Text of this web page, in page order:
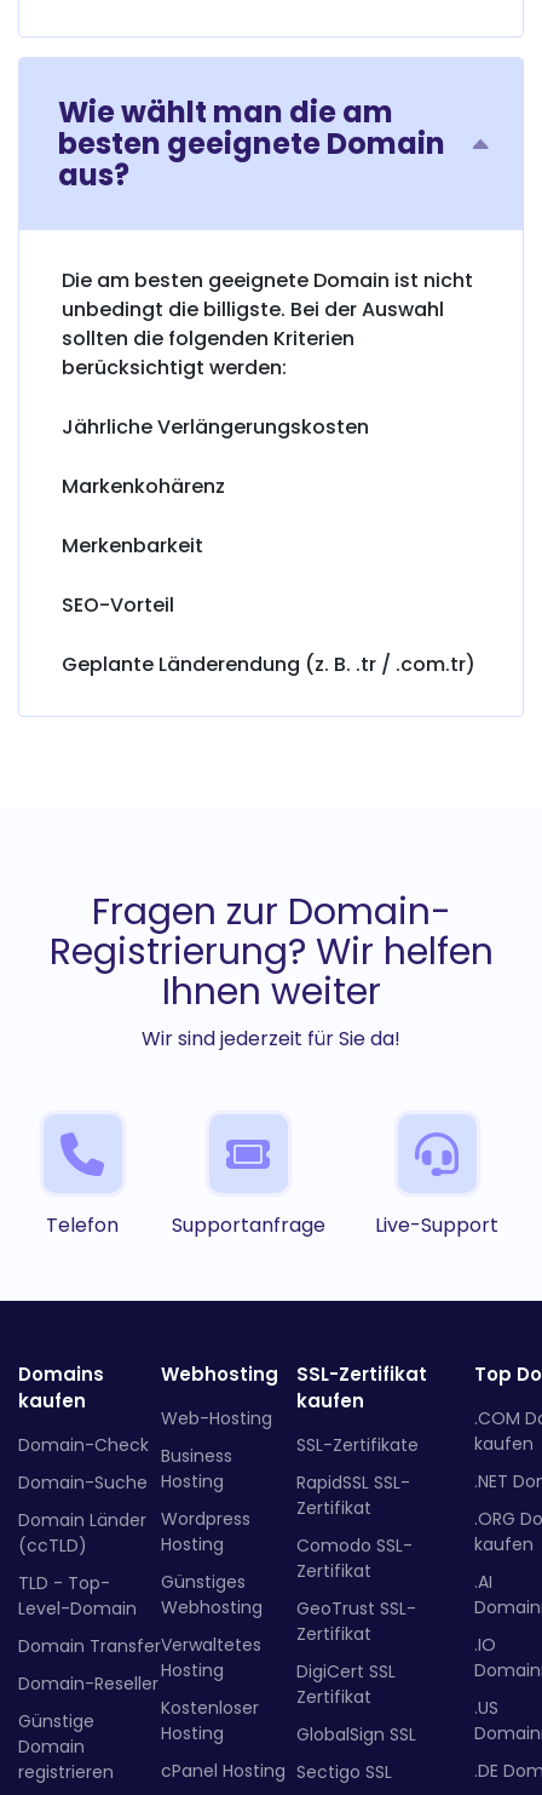
Wie wählt man die am
besten geeignete Domain
aus?
Die am besten geeignete Domain ist nicht
unbedingt die billigste. Bei der Auswahl
sollten die folgenden Kriterien
berücksichtigt werden:
Jährliche Verlängerungskosten
Markenkohärenz
Merkenbarkeit
SEO-Vorteil
Geplante Länderendung (z. B. .tr / .com.tr)
Fragen zur Domain-
Registrierung? Wir helfen
Ihnen weiter
Wir sind jederzeit für Sie da!
Telefon Supportanfrage Live-Support
Domains
kaufen
Domain-Check
Domain-Suche
Domain Länder
(ccTLD)
TLD - Top-
Level-Domain
Domain Transfer
Domain-Reseller
Günstige
Domain
registrieren
Webhosting
Web-Hosting
Business
Hosting
Wordpress
Hosting
Günstiges
Webhosting
Verwaltetes
Hosting
Kostenloser
Hosting
cPanel Hosting
SSL-Zertifikat
kaufen
SSL-Zertifikate
RapidSSL SSL-
Zertifikat
Comodo SSL-
Zertifikat
GeoTrust SSL-
Zertifikat
DigiCert SSL
Zertifikat
GlobalSign SSL
Sectigo SSL
Top
.COM
kaufen
.NET
.ORG
kaufen
.AI
.IO
.US
.DE